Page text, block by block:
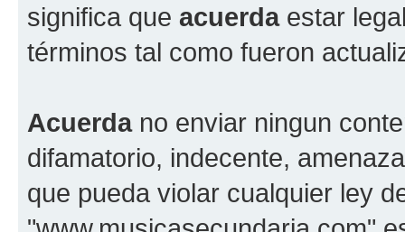
significa que acuerdaestar
términos tal como fueron
Acuerdano enviar ningun
difamatorio, indecente,
que pueda violar cualquier ley